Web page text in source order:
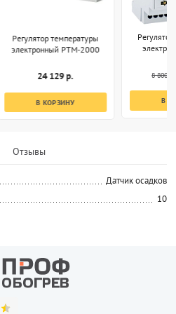
Регулятор температуры
электронный РТМ-2000
24 129 р.
В КОРЗИНУ
8 800 р.
В
Отзывы
Датчик осадков
10